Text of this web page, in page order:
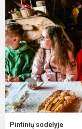
Pintinių sodelyje